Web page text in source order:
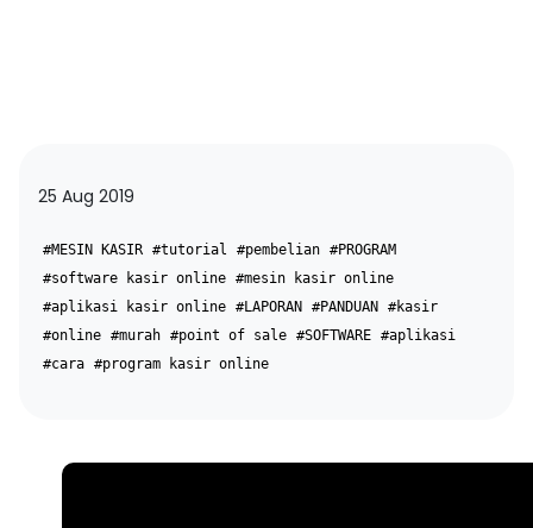
25 Aug 2019
#MESIN KASIR #tutorial #pembelian #PROGRAM
#software kasir online #mesin kasir online
#aplikasi kasir online #LAPORAN #PANDUAN #kasir
#online #murah #point of sale #SOFTWARE #aplikasi
#cara #program kasir online